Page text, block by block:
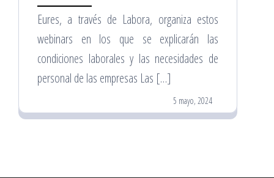
Eures, a través de Labora, organiza estos
webinars en los que se explicarán las
condiciones laborales y las necesidades de
personal de las empresas Las […]
5 mayo, 2024